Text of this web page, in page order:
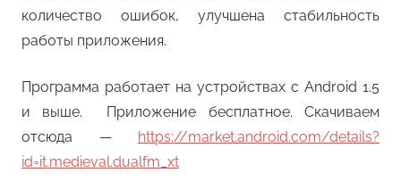
количество ошибок, улучшена стабильность
работы приложения.
Программа работает на устройствах с Android 1.5
и выше. Приложение бесплатное. Скачиваем
отсюда — https://market.android.com/details?
id=it.medieval.dualfm_xt